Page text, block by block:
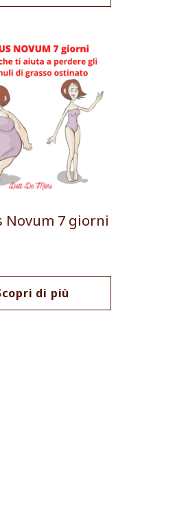
Novum 7 giorni
di più